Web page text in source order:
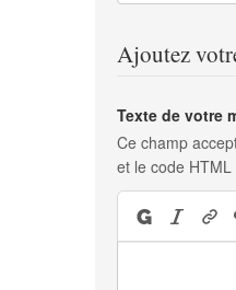
Ajoutez
Texte de votre
Ce champ
et le code HTML